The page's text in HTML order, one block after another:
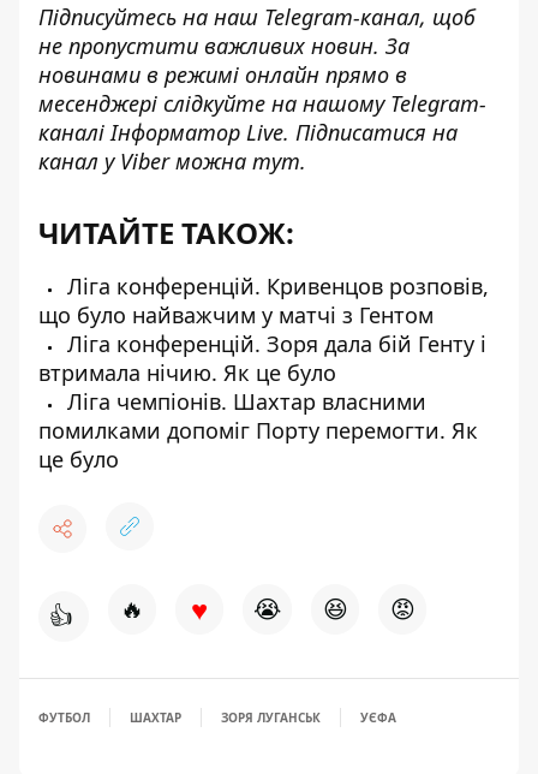
Підписуйтесь на наш Telegram-канал, щоб
не пропустити важливих новин. За
новинами в режимі онлайн прямо в
месенджері слідкуйте на нашому Telegram-
каналі Інформатор Live. Підписатися на
канал у Viber можна тут.
ЧИТАЙТЕ ТАКОЖ:
Ліга конференцій. Кривенцов розповів,
що було найважчим у матчі з Гентом
Ліга конференцій. Зоря дала бій Генту і
втримала нічию. Як це було
Ліга чемпіонів. Шахтар власними
помилками допоміг Порту перемогти. Як
це було
👍 🔥 ♥ 😭 😆 😡
ФУТБОЛ ШАХТАР ЗОРЯ ЛУГАНСЬК УЄФА